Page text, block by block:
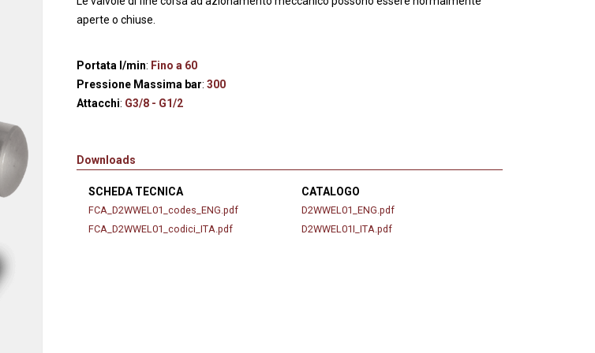
Servocomandi idraulici ed
Servocomandi meccanici a
aperte o chiuse.
Portata l/min: Fino a 60
Pressione Massima bar: 300
Attacchi: G3/8 - G1/2
Downloads
SCHEDA TECNICA
FCA_D2WWEL01_codes_ENG.pdf
FCA_D2WWEL01_codici_ITA.pdf
CATALOGO
D2WWEL01_ENG.pdf
D2WWEL01I_ITA.pdf